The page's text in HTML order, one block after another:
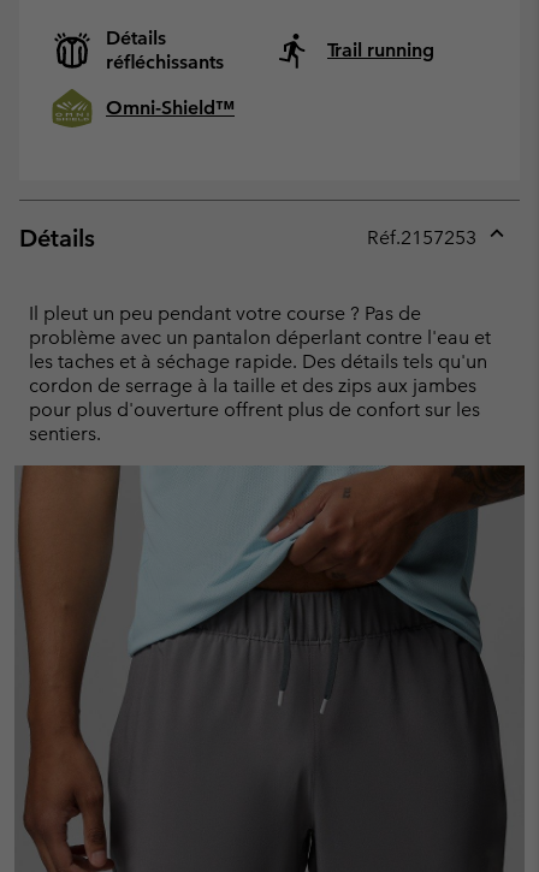
Détails
réfléchissants
Trail running
Omni-Shield™
Détails Réf.2157253
Il pleut un peu pendant votre course ? Pas de
problème avec un pantalon déperlant contre l'eau et
les taches et à séchage rapide. Des détails tels qu'un
cordon de serrage à la taille et des zips aux jambes
pour plus d'ouverture offrent plus de confort sur les
sentiers.